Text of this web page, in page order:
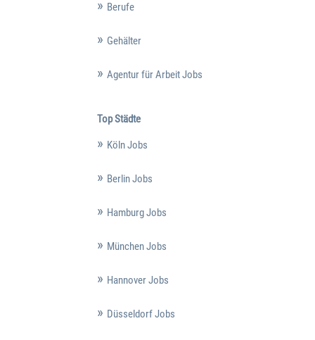
Berufe
Gehälter
Agentur für Arbeit Jobs
Top Städte
Köln Jobs
Berlin Jobs
Hamburg Jobs
München Jobs
Hannover Jobs
Düsseldorf Jobs